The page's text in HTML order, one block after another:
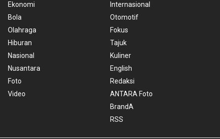
Ekonomi
Bola
Olahraga
Hiburan
Nasional
Nusantara
Foto
Video
Internasional
Otomotif
Fokus
Tajuk
Kuliner
English
Redaksi
ANTARA Foto
BrandA
RSS